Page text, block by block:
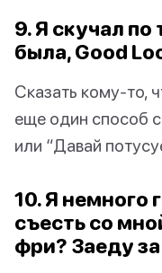
9. Я скучал по
была, Good
Сказать кому-то,
еще один способ
или “Давай
10. Я немного
съесть со
фри? Заеду